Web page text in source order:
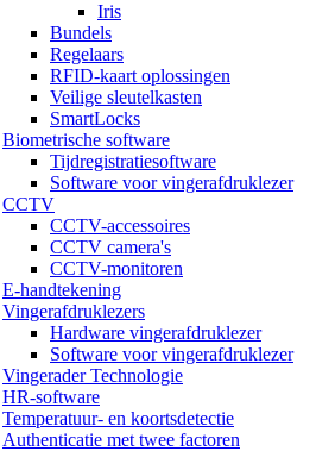
Iris
Bundels
Regelaars
RFID-kaart oplossingen
Veilige sleutelkasten
SmartLocks
Biometrische software
Tijdregistratiesoftware
Software voor vingerafdruklezer
CCTV
CCTV-accessoires
CCTV camera's
CCTV-monitoren
E-handtekening
Vingerafdruklezers
Hardware vingerafdruklezer
Software voor vingerafdruklezer
Vingerader Technologie
HR-software
Temperatuur- en koortsdetectie
Authenticatie met twee factoren